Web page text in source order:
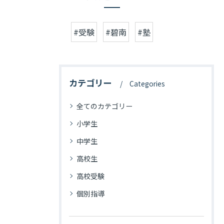
#受験 #碧南 #塾
カテゴリー Categories
全てのカテゴリー
小学生
中学生
高校生
高校受験
個別指導